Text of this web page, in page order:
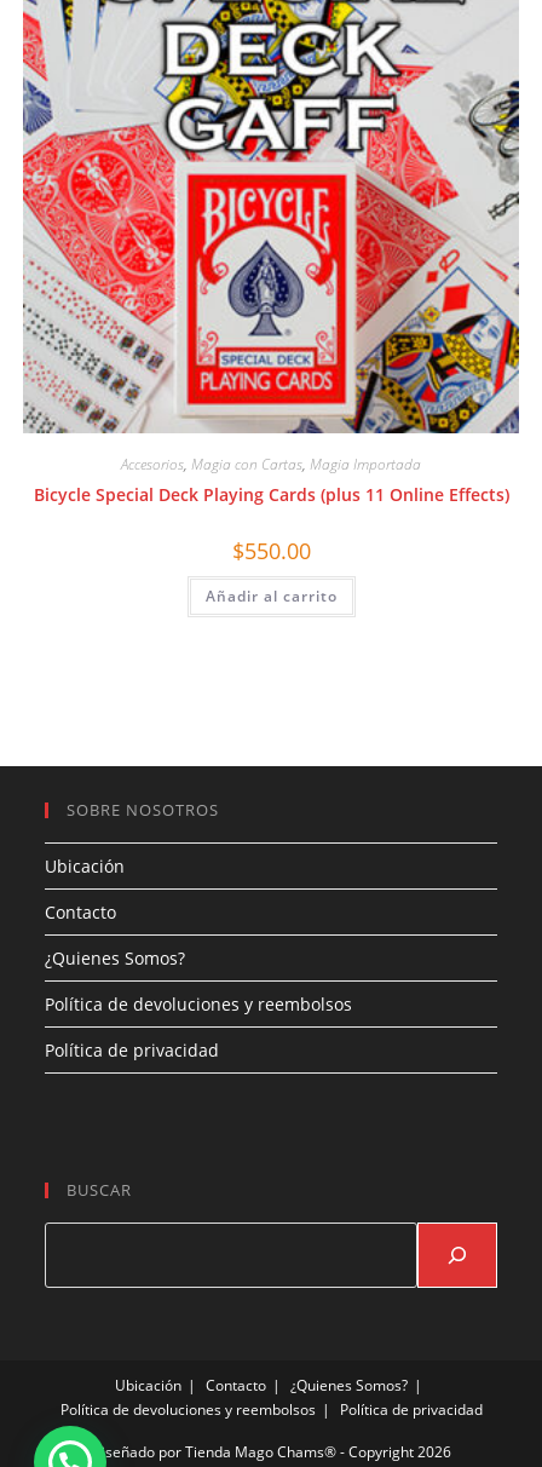
Accesorios, Magia con Cartas, Magia Importada
Bicycle Special Deck Playing Cards (plus 11 Online Effects)
$550.00
Añadir al carrito
SOBRE NOSOTROS
Ubicación
Contacto
¿Quienes Somos?
Política de devoluciones y reembolsos
Política de privacidad
BUSCAR
Ubicación Contacto
¿Quienes Somos?
Política de devoluciones y reembolsos
Política de privacidad
Diseñado porTienda Mago Chams®- Copyright 2026